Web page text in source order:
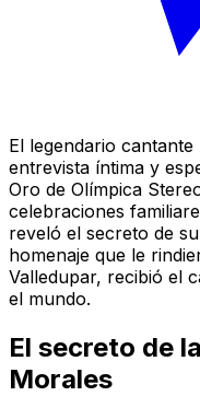
El legendario
entrevista íntima y
Oro de Olímpica
celebraciones
reveló el secreto de
homenaje que le
Valledupar, recibió el
el mundo.
El secreto de
Morales